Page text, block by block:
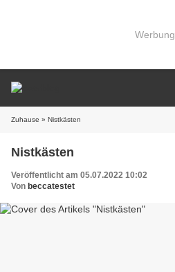
Werbung
Zuhause » Nistkästen
Nistkästen
Veröffentlicht am 05.07.2022 10:02
Von beccatestet